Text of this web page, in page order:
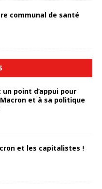
communal de santé
un point d’appui pour
et à sa politique
et les capitalistes !